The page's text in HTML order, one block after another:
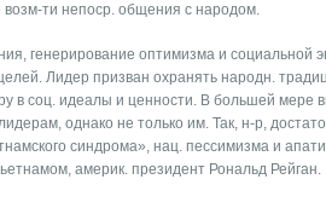
ти непоср. общения с народом.
генерирование оптимизма и социальной
Лидер призван охранять народн.
в соц. идеалы и ценности. В большей мере
однако не только им. Так, н-р,
синдрома», нац. пессимизма и
америк. президент Рональд Рейган.